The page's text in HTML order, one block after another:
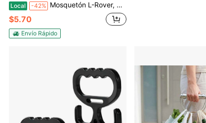
Local -42% Mosquetón L-Rover, Mosquetones Ligeros y Resistentes de 12KN, Mosquetones de Aluminio con Puerta de Alambre para Hamacas, Camping, Llaveros, Aire Libre y Gimnasio Etc, Senderismo & Utilidad
$5.70
Envío Rápido